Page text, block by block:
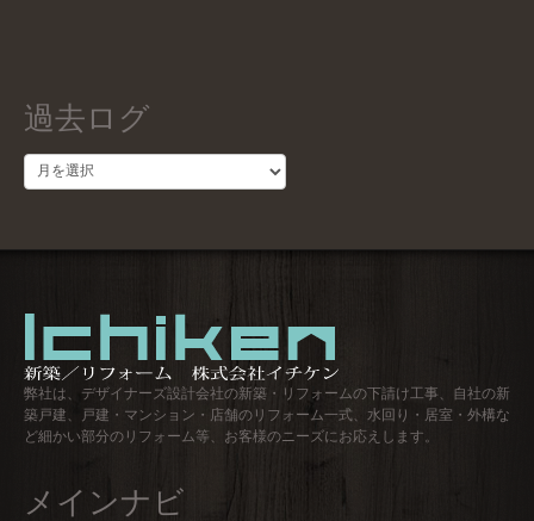
過去ログ
去
弊社は、デザイナーズ設計会社の新築・リフォームの下請け工事、自社の新
築戸建、戸建・マンション・店舗のリフォーム一式、水回り・居室・外構な
ど細かい部分のリフォーム等、お客様のニーズにお応えします。
メインナビ